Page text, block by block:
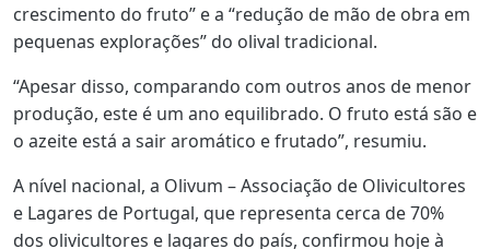
crescimento do fruto” e a “redução de mão de obra em
pequenas explorações” do olival tradicional.
“Apesar disso, comparando com outros anos de menor
produção, este é um ano equilibrado. O fruto está são e
o azeite está a sair aromático e frutado”, resumiu.
A nível nacional, a Olivum – Associação de Olivicultores
e Lagares de Portugal, que representa cerca de 70%
dos olivicultores e lagares do país, confirmou hoje à